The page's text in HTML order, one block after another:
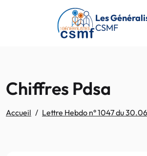
Passer au contenu principal
Les
CSMF
Chiffres Pdsa
Accueil Lettre Hebdo n° 1047 du